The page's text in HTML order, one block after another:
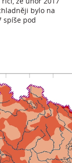
bylo na
spíše pod